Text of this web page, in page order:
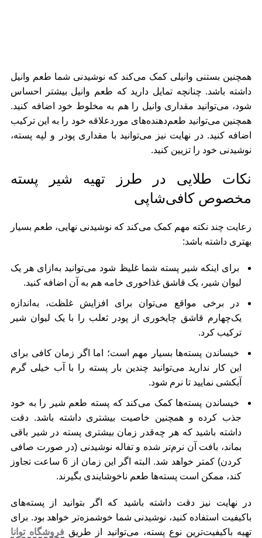
همچنین بستنی وانیلی کمک می‌کند که نوشیدنی شما طعم وانیل
داشته باشد. چنانچه تمایل دارید که طعم وانیل بیشتر احساس
شود، می‌توانید مقداری وانیل را هم به مخلوط خود اضافه کنید.
همچنین می‌توانید طعم‌دهنده‌های موردعلاقه خود را به این ترکیب
اضافه کنید. در نهایت نیز می‌توانید با مقداری پودر و لپه پسته،
نوشیدنی خود را تزیین کنید.
نکات طلایی در طرز تهیه شیر پسته
مخصوص کافی‌شاپی
رعایت چند نکته مهم کمک می‌کند که نوشیدنی نهایی، طعم بسیار
بهتری داشته باشد:
برای اینکه شیر پسته شما غلیظ شود می‌توانید به‌ازای هر یک
لیوان شیر، یک قاشق غذاخوری خامه هم به آن اضافه کنید.
در برخی مواقع می‌توان برای افزایش غلظت، به‌اندازه
یک‌چهارم قاشق چایخوری از پودر ثعلب را با یک لیوان شیر
ترکیب کرد.
خیساندن پسته‌ها بسیار مهم است؛ اما اگر زمان کافی برای
این کار ندارید می‌توانید چندین بار پسته را با آب خیلی گرم
آبکشی نمایید تا نرم شود.
خیساندن پسته‌ها کمک می‌کند که پسته طعم شیر را به خود
جذب کرده و همچنین خاصیت بیشتری داشته باشد. دقت
داشته باشید که هر چه‌قدر زمان بیشتری پسته در شیر باقی
بماند، بافت آن نرم‌تر شده و تفاله نوشیدنی (در صورت صافی
کردن) کمتر خواهد شد. البته اگر این زمان از 6 ساعت تجاوز
کند، ممکن است پسته‌ها طعم ناخوشایندی بگیرند.
در نهایت نیز دقت داشته باشید که اگر بتوانید از پسته‌های
باکیفیت استفاده کنید، نوشیدنی شما خوشمزه‌تر خواهد بود. برای
تهیه باکیفیت‌ترین نوع پسته، می‌توانید از طریق فروشگاه توانا